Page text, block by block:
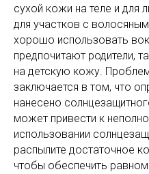
сухой кожи на теле и для
для участков с
хорошо использовать
предпочитают родители,
на детскую кожу.
заключается в том, что
нанесено
может привести к
использовании
распылите достаточное
чтобы обеспечить